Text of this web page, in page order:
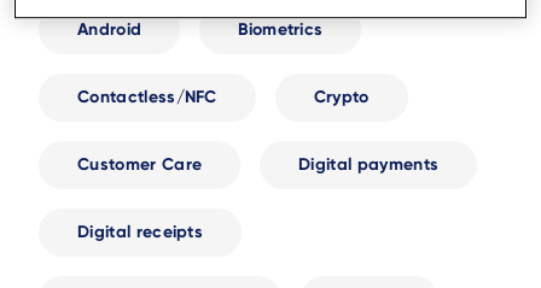
Android Biometrics
Contactless/NFC Crypto
Customer Care Digital payments
Digital receipts